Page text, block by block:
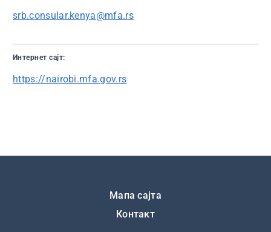
srb.consular.kenya@mfa.rs
Интернет сајт:
https://nairobi.mfa.gov.rs
Мапа сајта
Контакт